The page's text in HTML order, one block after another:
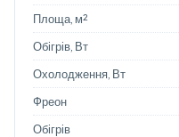
Площа, м²
Обігрів, Вт
Охолодження, Вт
Фреон
Обігрів